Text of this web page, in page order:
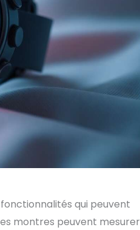
qui peuvent
montres peuvent mesurer